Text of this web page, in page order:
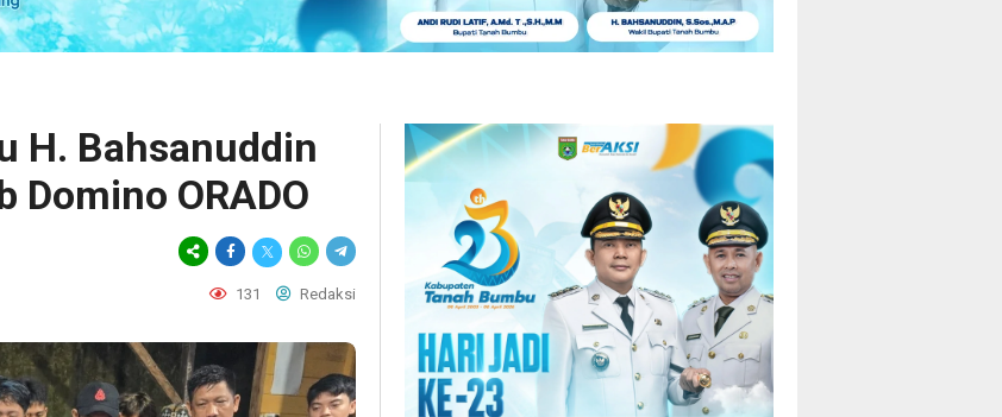
H. Bahsanuddin
Domino ORADO
131 Redaksi